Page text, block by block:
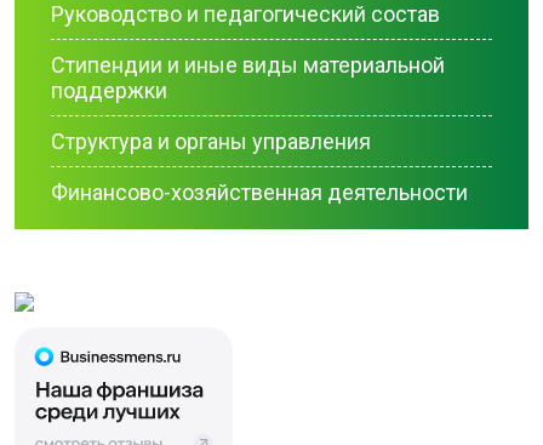
Руководство и педагогический состав
Стипендии и иные виды материальной
поддержки
Структура и органы управления
Финансово-хозяйственная деятельности